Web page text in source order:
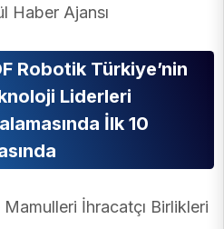
Haber Ajansı
Robotik Türkiye’nin
Liderleri
İlk 10
İhracatçı Birlikleri